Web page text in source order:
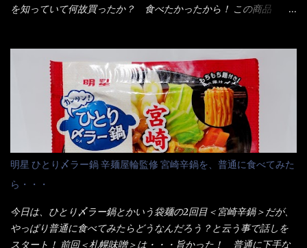
部カップの中でカオス状態。 これ特に縦型Bigカップだと、スー
りました～ 熱湯によりカップ内に対流が起こり、表層が泡立っ
ている～ 隣に用意したのが、ホワイトカップ丼型です。 こちら
へ内容物を全て移すのと同時に、スープも満遍なく全体に行き渡
させる。 箸で麺から移動させ、具とスープは最後に移すとこうな
りました。 良い感じではないか！ やはり一部粉末スープが縦型
カップの壁面に残っていたので、ぜーんぶ箸等で落としてホワイ
トカップへ。 まずは麺を見ると、カップヌードルとしては太く平
打ちで縮れてます。 ■蒙古タンメン中本の麺 蒙古タンメンの方
は、やはり太く平打ちですが麺の厚みがあるような・・・ 食感
は、どちらも柔らかいと感じは同じ。 湯に戻りやすい特性が強
いのね。 箸で持ち上げた状態は・・・ ■カップヌードル激辛味噌 ■
蒙古タンメン中本カップ どちらも箸で持ち上げた感じは、重
を知っていて何故買ったか？ 食べたかったから！ この商品
てみないといけないじゃん！（知るのが遅い） リニューアル前の
は食べた事あるのよ！でもここ数年は、カップ麺の方が話題性も
品揃えも上じゃん！ だって話題性の無いのを食べても・・・しょ
うが無いじゃん！ 日本で話題性が無いのに、外国の人には尚更ね
ぇ～ 袋麺と云えば【サッポロ一番】と云われる程だが、10年位前
に革新的な袋麺が出た！ それは『マルちゃん正麺』と云われる商
品！！ 生麺感覚～と大御所俳優の役所広司を起用したCMで一躍
有名になりTOPに・・・その後ライバルとして日清から【ラ王】
がリリース！つまり今回の【日清のラーメン屋さん】は、袋麺と
しては廉価版のポジション・・・ 事実ラ王は、HPでは別扱い！
本品なんか出前一丁などと一緒くたの扱い。 袋麺はスープは粉末
スープが主流でしょう！？だから味は・・・イマイチ（小生感
明星 ひとり〆ラー鍋 辛麺屋輪監修 宮崎辛鍋を、普通に食べてみた
ら・・・
今日は、ひとり〆ラー鍋とかいう袋麺の2回目＜宮崎辛鍋＞だが、
やっぱり普通に食べてみたらどうなんだろう？と云う事で話しを
スタート！ 前回＜札幌味噌＞は・・・旨かった！ 普通に下手な